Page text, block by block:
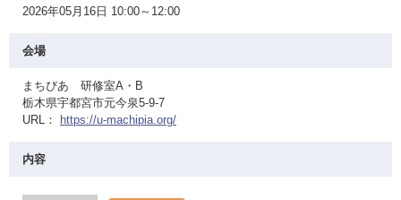
2026年05月16日 10:00～12:00
会場
まちぴあ 研修室A・B
栃木県宇都宮市元今泉5-9-7
URL：
https://u-machipia.org/
内容